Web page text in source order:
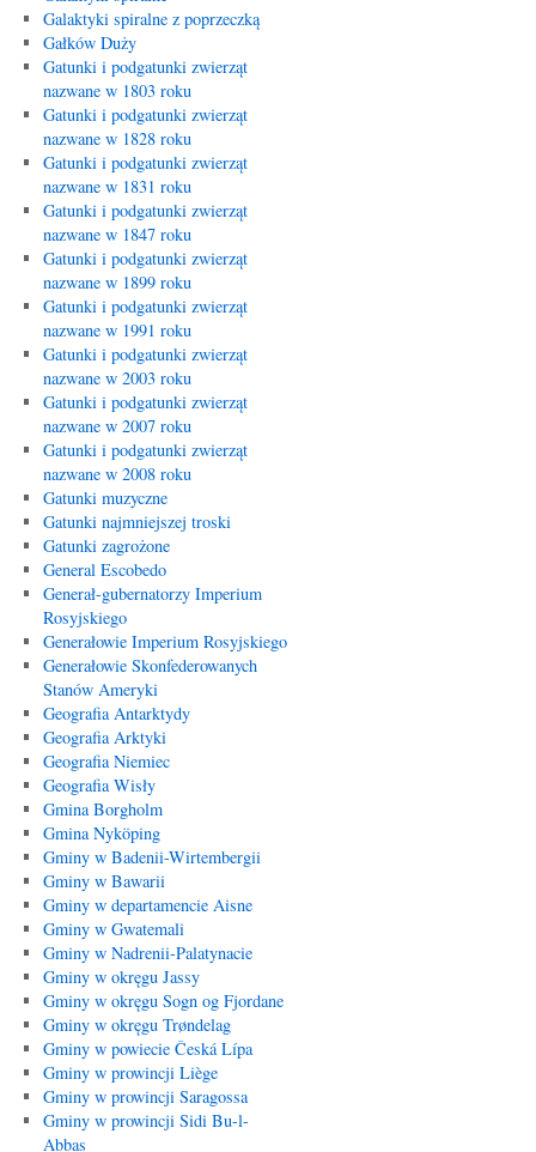
Galaktyki spiralne z poprzeczką
Gałków Duży
Gatunki i podgatunki zwierząt
nazwane w 1803 roku
Gatunki i podgatunki zwierząt
nazwane w 1828 roku
Gatunki i podgatunki zwierząt
nazwane w 1831 roku
Gatunki i podgatunki zwierząt
nazwane w 1847 roku
Gatunki i podgatunki zwierząt
nazwane w 1899 roku
Gatunki i podgatunki zwierząt
nazwane w 1991 roku
Gatunki i podgatunki zwierząt
nazwane w 2003 roku
Gatunki i podgatunki zwierząt
nazwane w 2007 roku
Gatunki i podgatunki zwierząt
nazwane w 2008 roku
Gatunki muzyczne
Gatunki najmniejszej troski
Gatunki zagrożone
General Escobedo
Generał-gubernatorzy Imperium
Rosyjskiego
Generałowie Imperium Rosyjskiego
Generałowie Skonfederowanych
Stanów Ameryki
Geografia Antarktydy
Geografia Arktyki
Geografia Niemiec
Geografia Wisły
Gmina Borgholm
Gmina Nyköping
Gminy w Badenii-Wirtembergii
Gminy w Bawarii
Gminy w departamencie Aisne
Gminy w Gwatemali
Gminy w Nadrenii-Palatynacie
Gminy w okręgu Jassy
Gminy w okręgu Sogn og Fjordane
Gminy w okręgu Trøndelag
Gminy w powiecie Česká Lípa
Gminy w prowincji Liège
Gminy w prowincji Saragossa
Gminy w prowincji Sidi Bu-l-
Abbas